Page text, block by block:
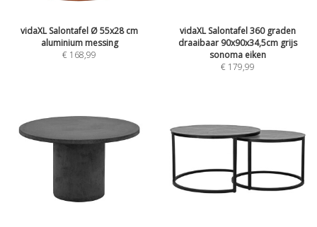
vidaXL Salontafel Ø 55x28 cm
aluminium messing
€ 168,99
vidaXL Salontafel 360 graden
draaibaar 90x90x34,5cm grijs
sonoma eiken
€ 179,99